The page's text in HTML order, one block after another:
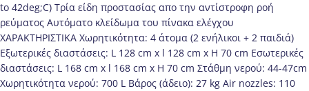
to 42deg;C) Τρία είδη προστασίας απο την αντίστροφη ροή
ρεύματος Αυτόματο κλείδωμα του πίνακα ελέγχου
ΧΑΡΑΚΤΗΡΙΣΤΙΚΑ Χωρητικότητα: 4 άτομα (2 ενήλικοι + 2 παιδιά)
Εξωτερικές διαστάσεις: L 128 cm x l 128 cm x H 70 cm Εσωτερικές
διαστάσεις: L 168 cm x l 168 cm x H 70 cm Στάθμη νερού: 44-47cm
Χωρητικότητα νερού: 700 L Βάρος (άδειο): 27 kg Air nozzles: 110